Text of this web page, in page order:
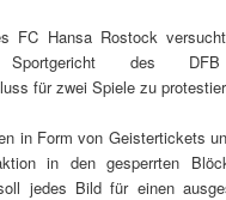
FC Hansa Rostock
des DFB
für zwei Spiele zu
in Form von Geistertickets
in den gesperrten
jedes Bild für einen